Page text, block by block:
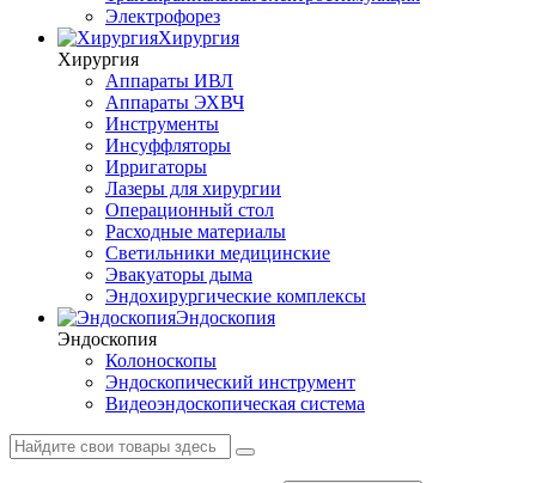
Электрофорез
Хирургия
Хирургия
Аппараты ИВЛ
Аппараты ЭХВЧ
Инструменты
Инсуффляторы
Ирригаторы
Лазеры для хирургии
Операционный стол
Расходные материалы
Светильники медицинские
Эвакуаторы дыма
Эндохирургические комплексы
Эндоскопия
Эндоскопия
Колоноскопы
Эндоскопический инструмент
Видеоэндоскопическая система